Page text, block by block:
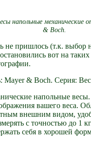
напольные механические
& Boch.
не пришлось (т.к. выбор
вот на
Mayer & Boch. Серия:
напольные
вашего веса.
внешним видом,
с точностью до 1
себя в хорошей